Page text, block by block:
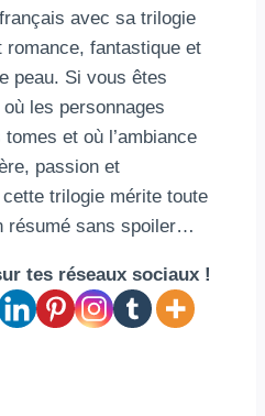
avec sa trilogie
romance, fantastique et
peau. Si vous êtes
les personnages
et où l’ambiance
passion et
trilogie mérite toute
résumé sans spoiler…
tes réseaux sociaux !